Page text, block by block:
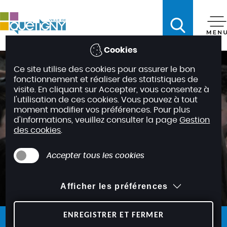
c
c
d
e
r
u
m
e
c
Cookies
Ce site utilise des cookies pour assurer le bon
fonctionnement et réaliser des statistiques de
visite. En cliquant sur Accepter, vous consentez à
l'utilisation de ces cookies. Vous pouvez à tout
moment modifier vos préférences. Pour plus
d'informations, veuillez consulter la pageGestion
des cookies.
Accepter tous les cookies
Afficher les préférences
ENREGISTRER ET FERMER